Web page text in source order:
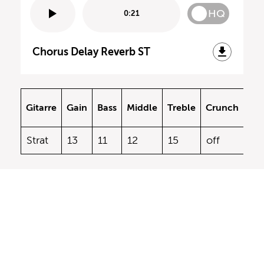
0:21 HQ
Chorus Delay Reverb ST
Gitarre Gain Bass Middle Treble Crunch
Strat 13 11 12 15 off